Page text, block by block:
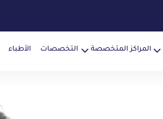
المراكز المتخصصة التخصصات الأطباء